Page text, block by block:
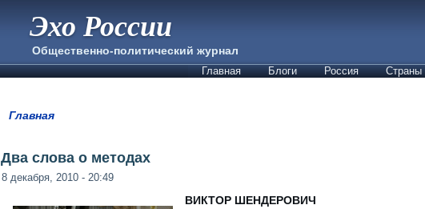
Эхо России
Общественно-политический журнал
Главная Блоги Россия Страны
Главная
Два слова о методах
8 декабря, 2010 - 20:49
ВИКТОР ШЕНДЕРОВИЧ